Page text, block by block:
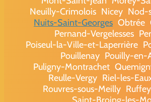
Neuilly-Crimolois Nicey Nod-
Nuits-Saint-Georges Obtrée
Pernand-Vergelesses
Poiseul-la-Ville-et-Laperrière
Pouillenay Pouilly-en-
Puligny-Montrachet
Reulle-Vergy Riel-les-
Rouvres-sous-Meilly